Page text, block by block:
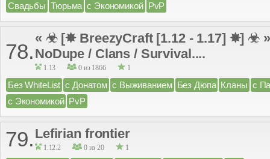
Свадьбы Тюрьма с Экономикой PvP
78.
« ☣ [✸ BreezyCraft [1.12 - 1.17] ✸] ☣
NoDupe / Clans / Survival....
1.13 0 из 1866 1
Без WhiteList с Донатом с Выживанием Без Дюпа Кланы с
с Экономикой PvP
79. Lefirian frontier
1.12.2 0 из 20 1